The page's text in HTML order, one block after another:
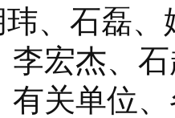
、石磊
李宏杰、
有关单位